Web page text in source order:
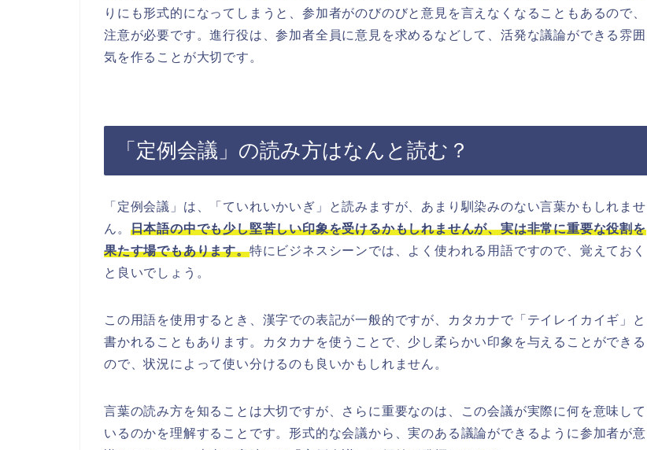
りにも形式的になってしまうと、参加者がのびのびと意見を言えなくなることもあるので、
注意が必要です。進行役は、参加者全員に意見を求めるなどして、活発な議論ができる雰囲
気を作ることが大切です。
「定例会議」の読み方はなんと読む？
「定例会議」は、「ていれいかいぎ」と読みますが、あまり馴染みのない言葉かもしれませ
ん。 日本語の中でも少し堅苦しい印象を受けるかもしれませんが、実は非常に重要な役割を
果たす場でもあります。特にビジネスシーンでは、よく使われる用語ですので、覚えておく
と良いでしょう。
この用語を使用するとき、漢字での表記が一般的ですが、カタカナで「テイレイカイギ」と
書かれることもあります。カタカナを使うことで、少し柔らかい印象を与えることができる
ので、状況によって使い分けるのも良いかもしれません。
言葉の読み方を知ることは大切ですが、さらに重要なのは、この会議が実際に何を意味して
いるのかを理解することです。形式的な会議から、実のある議論ができるように参加者が意